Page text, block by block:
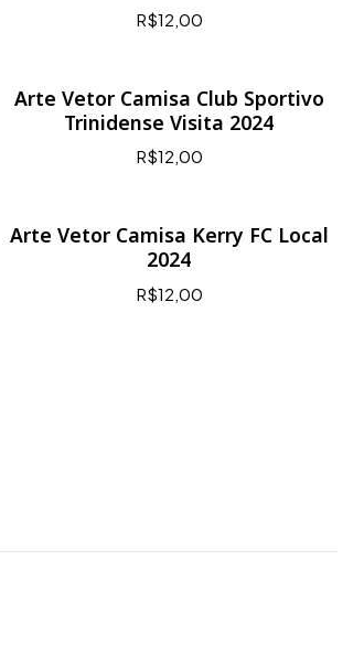
R$12,00
Arte Vetor Camisa Club Sportivo
Trinidense Visita 2024
R$12,00
Arte Vetor Camisa Kerry FC Local
2024
R$12,00